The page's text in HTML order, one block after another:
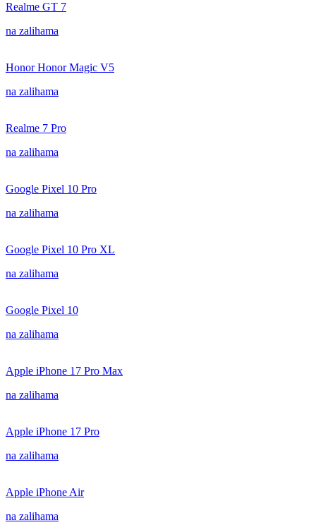
Realme GT 7
na zalihama
Honor Honor Magic V5
na zalihama
Realme 7 Pro
na zalihama
Google Pixel 10 Pro
na zalihama
Google Pixel 10 Pro XL
na zalihama
Google Pixel 10
na zalihama
Apple iPhone 17 Pro Max
na zalihama
Apple iPhone 17 Pro
na zalihama
Apple iPhone Air
na zalihama